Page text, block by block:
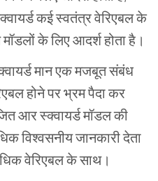
कई स्वतंत्र वेरिएबल के
के लिए आदर्श होता है।
मान एक मजबूत संबंध
होने पर भ्रम पैदा कर
आर स्क्वायर्ड मॉडल की
विश्वसनीय जानकारी देता
वेरिएबल के साथ।